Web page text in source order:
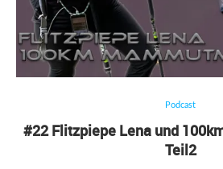
Podcast
#22 Flitzpiepe Lena und
Teil2